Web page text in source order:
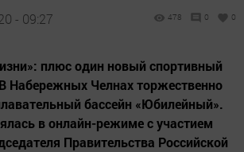
- 09:27 478 0 0
плюс один новый спортивный
Набережных Челнах торжественно
бассейн «Юбилейный».
в онлайн-режиме с участием
Правительства Российской